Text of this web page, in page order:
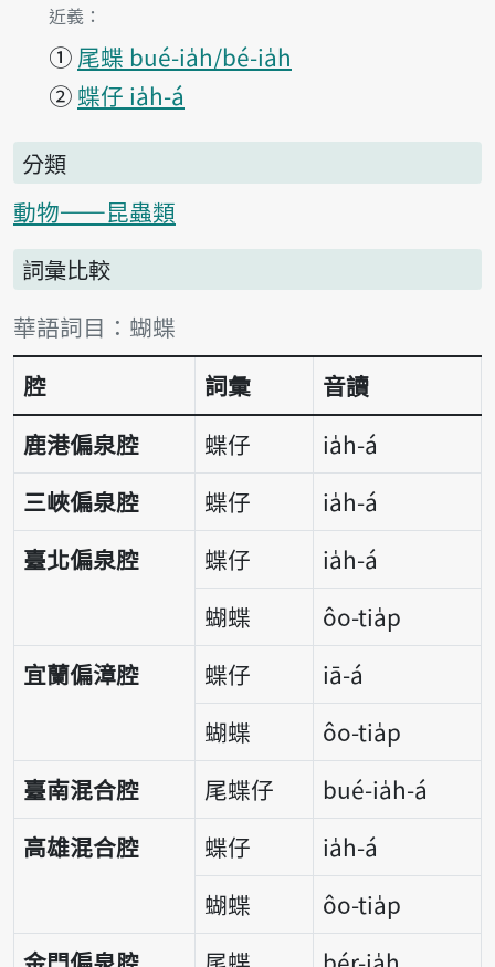
第1項釋義的
近義：
① 尾蝶 bué-ia̍h/bé-ia̍h
② 蝶仔 ia̍h-á
分類
動物——昆蟲類
詞彙比較
詞彙比較表
華語詞目：蝴蝶
腔
詞彙
音讀
鹿港偏泉腔
蝶仔
ia̍h-á
三峽偏泉腔
蝶仔
ia̍h-á
臺北偏泉腔
蝶仔
ia̍h-á
蝴蝶
ôo-tia̍p
宜蘭偏漳腔
蝶仔
iā-á
蝴蝶
ôo-tia̍p
臺南混合腔
尾蝶仔
bué-ia̍h-á
高雄混合腔
蝶仔
ia̍h-á
蝴蝶
ôo-tia̍p